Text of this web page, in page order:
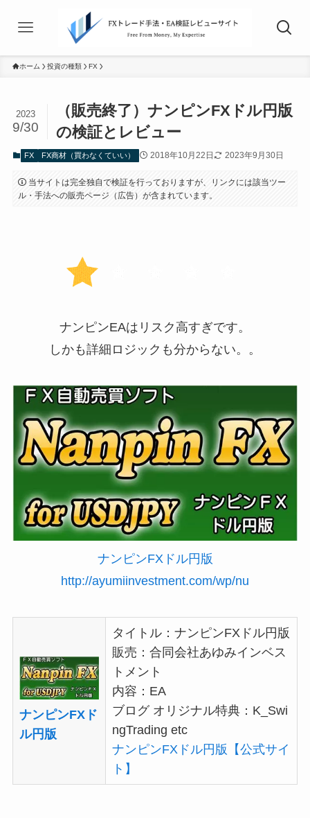
ホーム 投資の種類 FX
（販売終了）ナンピンFXドル円版
の検証とレビュー
2023
9/30
FX FX商材（買わなくていい） 2018年10月22日 2023年9月30日
当サイトは完全独自で検証を行っておりますが、リンクには該当ツー
ル・手法への販売ページ（広告）が含まれています。
ナンピンEAはリスク高すぎです。
しかも詳細ロジックも分からない。。
ナンピンFXドル円版
http://ayumiinvestment.com/wp/nu
ナンピンFXド
ル円版
タイトル：ナンピンFXドル円版
販売：合同会社あゆみインベス
トメント
内容：EA
ブログ オリジナル特典： K_Swi
ngTrading etc
ナンピンFXドル円版【公式サイ
ト】